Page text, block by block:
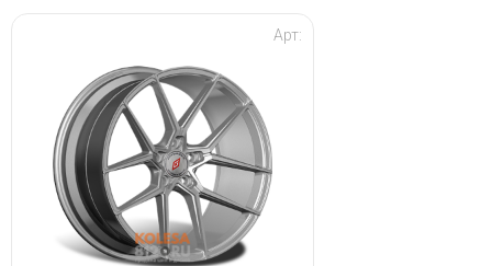
Арт: